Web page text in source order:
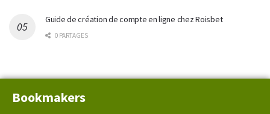
Guide de création de compte en ligne chez Roisbet
0 PARTAGES
Bookmakers